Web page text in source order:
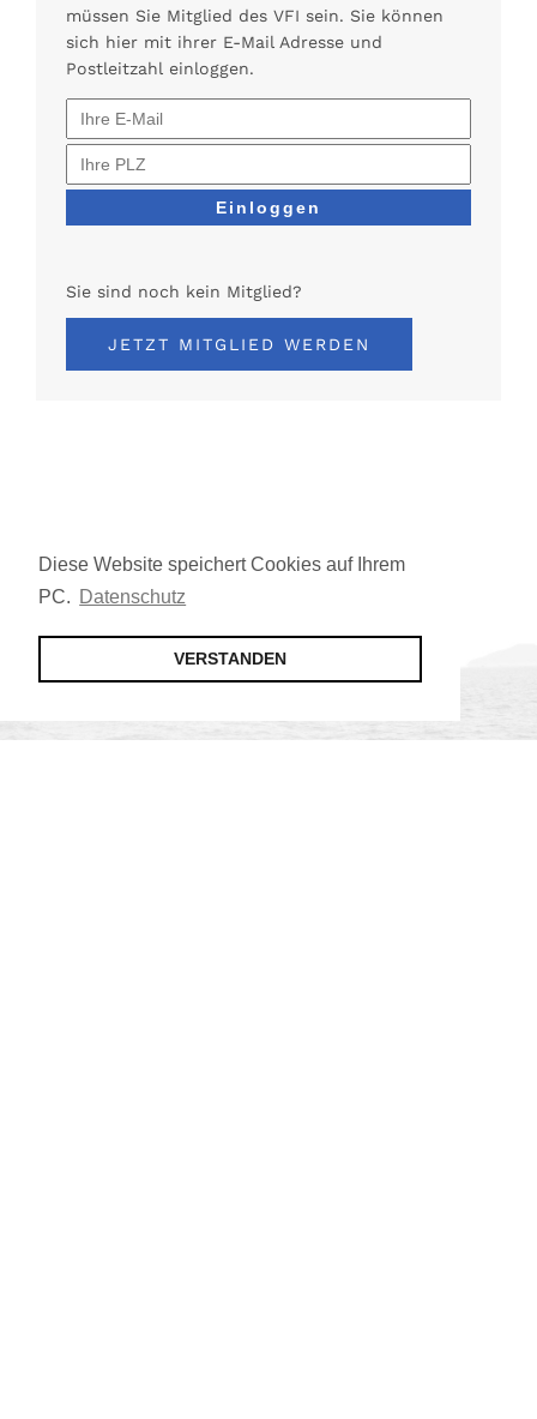
Diese Website speichert Cookies auf Ihrem
PC. Datenschutz
VERSTANDEN
müssen Sie Mitglied des VFI sein. Sie können
sich hier mit ihrer E-Mail Adresse und
Postleitzahl einloggen.
Sie sind noch kein Mitglied?
JETZT MITGLIED WERDEN